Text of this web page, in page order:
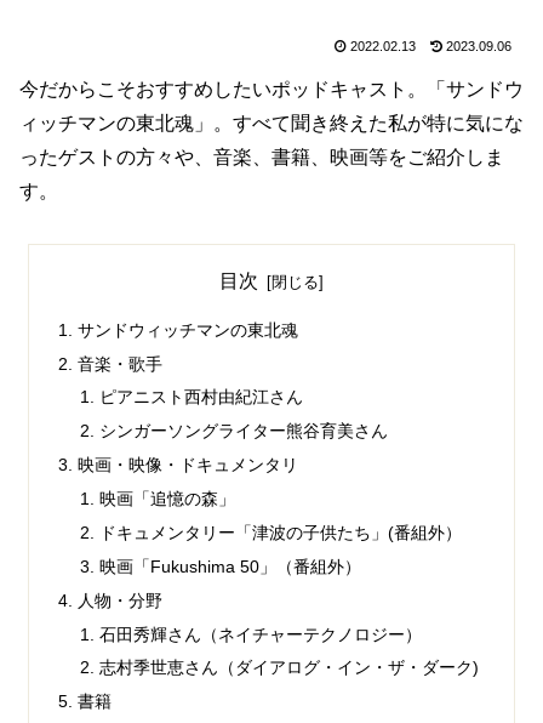
2022.02.13 2023.09.06
今だからこそおすすめしたいポッドキャスト。「サンドウ
ィッチマンの東北魂」。すべて聞き終えた私が特に気にな
ったゲストの方々や、音楽、書籍、映画等をご紹介しま
す。
目次
サンドウィッチマンの東北魂
音楽・歌手
ピアニスト西村由紀江さん
シンガーソングライター熊谷育美さん
映画・映像・ドキュメンタリ
映画「追憶の森」
ドキュメンタリー「津波の子供たち」(番組外）
映画「Fukushima 50」（番組外）
人物・分野
石田秀輝さん（ネイチャーテクノロジー）
志村季世恵さん（ダイアログ・イン・ザ・ダーク)
書籍